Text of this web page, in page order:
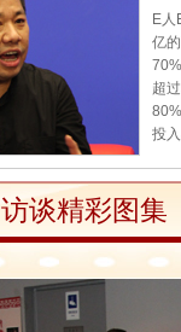
E
亿
超
投
访谈精彩图集